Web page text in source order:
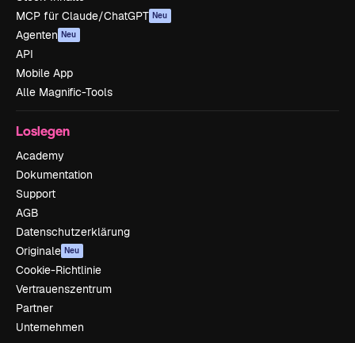
MCP für Claude/ChatGPT Neu
Agenten Neu
API
Mobile App
Alle Magnific-Tools
Loslegen
Academy
Dokumentation
Support
AGB
Datenschutzerklärung
Originale Neu
Cookie-Richtlinie
Vertrauenszentrum
Partner
Unternehmen